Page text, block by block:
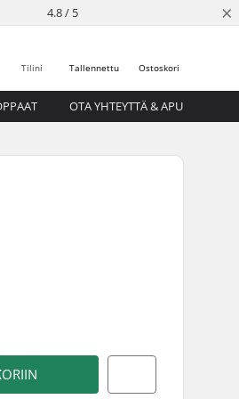
4.8 / 5 ×
Ostoskori
Tallennettu
Tilini
OTA YHTEYTTÄ & APU